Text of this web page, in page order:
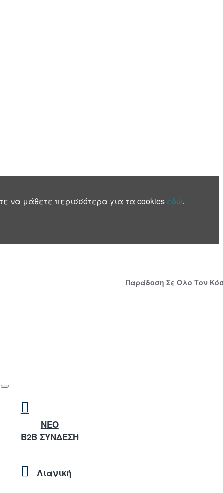
να μάθετε περισσότερα για τα cookies εδώ.
Παράδοση Σε Όλο Τον
NEO
B2B ΣΥΝΔΕΣΗ
Λιανική